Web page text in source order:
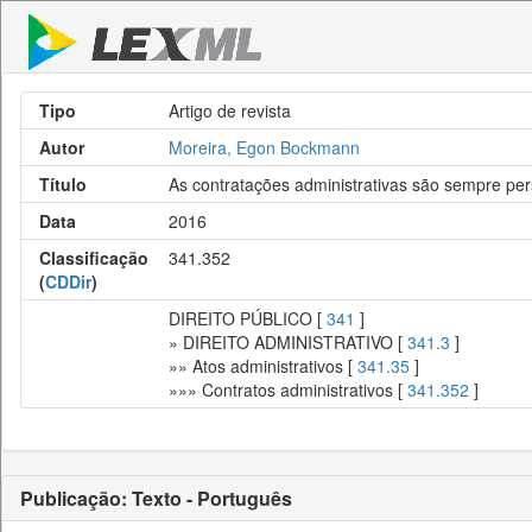
Tipo
Artigo de revista
Autor
Moreira, Egon Bockmann
Título
As contratações administrativas são sempre
Data
2016
Classificação
(CDDir)
341.352
DIREITO PÚBLICO [ 341 ]
» DIREITO ADMINISTRATIVO [ 341.3 ]
»» Atos administrativos [ 341.35 ]
»»» Contratos administrativos [ 341.352 ]
Publicação: Texto - Português